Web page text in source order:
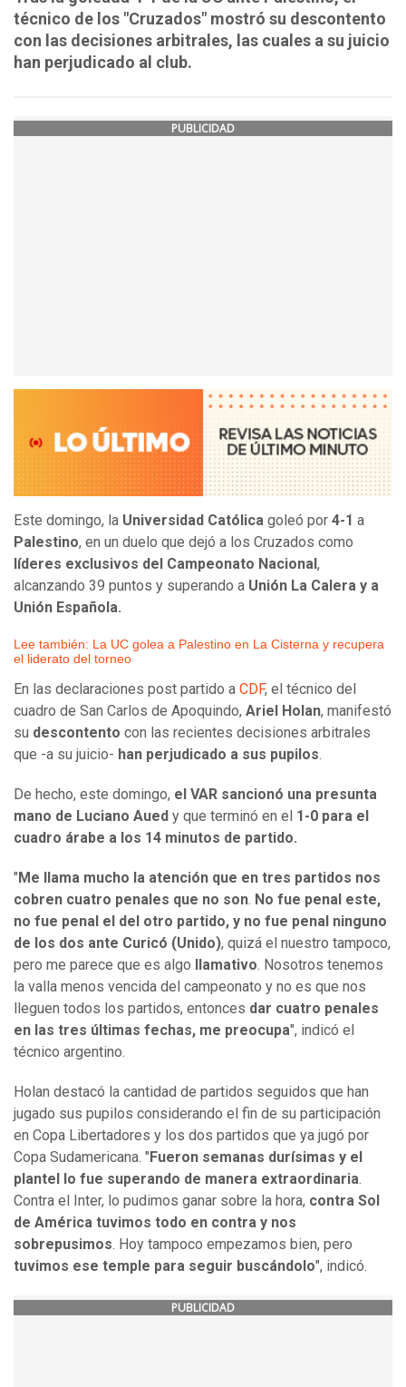
técnico de los "Cruzados" mostró su descontento
con las decisiones arbitrales, las cuales a su juicio
han perjudicado al club.
PUBLICIDAD
Este domingo, la Universidad Católica goleó por 4-1 a
Palestino, en un duelo que dejó a los Cruzados como
líderes exclusivos del Campeonato Nacional ,
alcanzando 39 puntos y superando a Unión La Calera y a
Unión Española.
Lee también: La UC golea a Palestino en La Cisterna y recupera
el liderato del torneo
En las declaraciones post partido a CDF, el técnico del
cuadro de San Carlos de Apoquindo, Ariel Holan, manifestó
su descontento con las recientes decisiones arbitrales
que -a su juicio- han perjudicado a sus pupilos.
De hecho, este domingo, el VAR sancionó una presunta
mano de Luciano Aued y que terminó en el 1-0 para el
cuadro árabe a los 14 minutos de partido.
" Me llama mucho la atención que en tres partidos nos
cobren cuatro penales que no son. No fue penal este,
no fue penal el del otro partido, y no fue penal ninguno
de los dos ante Curicó (Unido), quizá el nuestro tampoco,
pero me parece que es algo
llamativo. Nosotros tenemos
la valla menos vencida del campeonato y no es que nos
lleguen todos los partidos, entonces dar cuatro penales
en las tres últimas fechas, me preocupa", indicó el
técnico argentino.
Holan destacó la cantidad de partidos seguidos que han
jugado sus pupilos considerando el fin de su participación
en Copa Libertadores y los dos partidos que ya jugó por
Copa Sudamericana. " Fueron semanas durísimas y el
plantel lo fue superando de manera extraordinaria.
Contra el Inter, lo pudimos ganar sobre la hora, contra Sol
de América tuvimos todo en contra y nos
sobrepusimos. Hoy tampoco empezamos bien, pero
tuvimos ese temple para seguir buscándolo", indicó.
PUBLICIDAD